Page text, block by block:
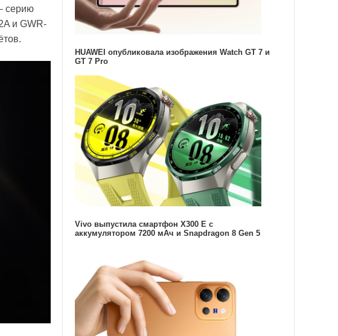
серию
и GWR-
HUAWEI опубликовала изображения Watch GT 7 и
GT 7 Pro
Vivo выпустила смартфон X300 E с
аккумулятором 7200 мАч и Snapdragon 8 Gen 5